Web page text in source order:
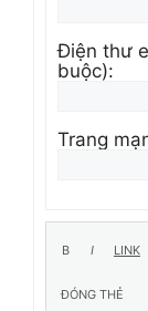
Điện thư
buộc):
Trang